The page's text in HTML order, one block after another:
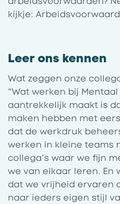
kijkje:
Leer ons kennen
Wat zeggen onze
“Wat werken bij
aantrekkelijk maakt is
maken hebben met
dat de werkdruk
werken in kleine teams
collega’s waar we fijn
we van elkaar leren. En
dat we vrijheid ervaren
naar ieders eigen stijl